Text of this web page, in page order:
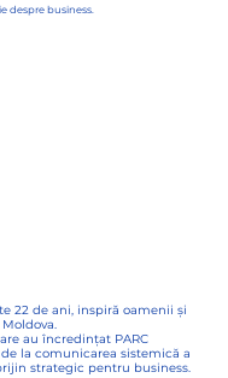
despre business.
22 de ani, inspiră oamenii și
au încredințat PARC
la comunicarea sistemică a
strategic pentru business.